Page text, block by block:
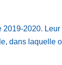
2019-2020.
dans laquelle